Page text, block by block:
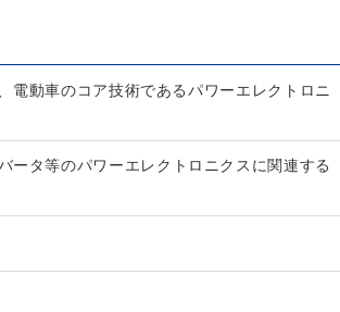
電動車のコア技術であるパワーエレクトロニ
ータ等のパワーエレクトロニクスに関連する